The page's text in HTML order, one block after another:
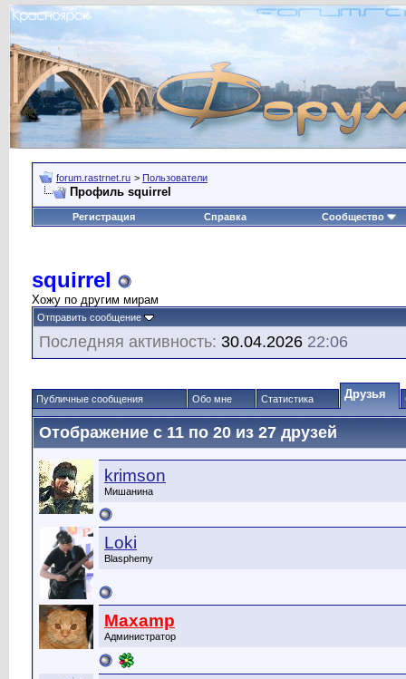
forum.rastrnet.ru > Пользователи
Профиль squirrel
Регистрация Справка Сообщество
squirrel
Хожу по другим мирам
Отправить сообщение
Последняя активность: 30.04.2026 22:06
Публичные сообщения Обо мне Статистика Друзья
Отображение с 11 по 20 из 27 друзей
krimson
Мишанина
Loki
Blasphemy
Maxamp
Администратор